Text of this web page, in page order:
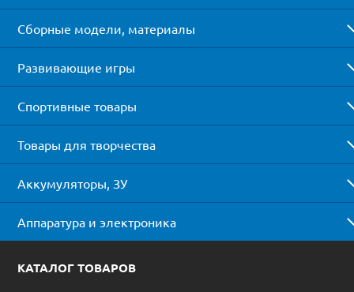
Сборные модели, материалы
Развивающие игры
Спортивные товары
Товары для творчества
Аккумуляторы, ЗУ
Аппаратура и электроника
КАТАЛОГ ТОВАРОВ